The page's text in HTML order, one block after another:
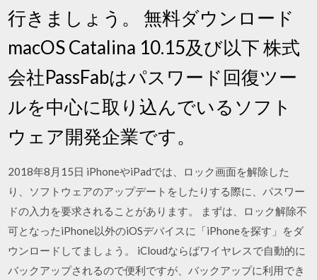
行きましょう。 無料ダウンロード
macOS Catalina 10.15及び以下 株式
会社PassFabはパスワード回復ツー
ルを中心に取り込んでいるソフト
ウェア開発企業です。
2018年8月15日 iPhoneやiPadでは、ロック画面を解除した
り、ソフトウェアのアップデートをしたりする際に、パスワー
ドの入力を要求されることがあります。 まずは、ロック解除不
可となったiPhone以外のiOSデバイスに「iPhoneを探す」をダ
ウンロードしてましょう。 iCloudならばワイヤレスで自動的に
バックアップされるので便利ですが、バックアップに利用でき